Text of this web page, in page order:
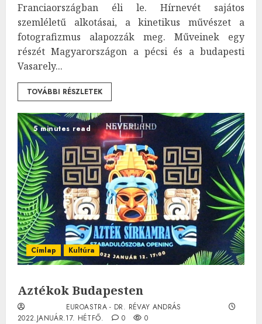
Franciaországban éli le. Hírnevét sajátos
szemléletű alkotásai, a kinetikus művészet a
fotografizmus alapozzák meg. Műveinek egy
részét Magyarországon a pécsi és a budapesti
Vasarely...
TOVÁBBI RÉSZLETEK
5 minutes read
Címlap Kultúra
Aztékok Budapesten
EUROASTRA - DR. RÉVAY ANDRÁS
2022.JANUÁR.17. HÉTFŐ.
0 0